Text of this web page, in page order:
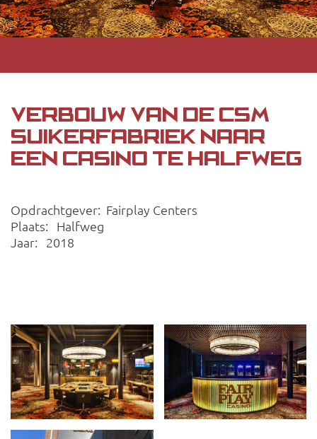
VERBOUW VAN DE CSM
SUIKERFABRIEK NAAR
EEN CASINO TE HALFWEG
Opdrachtgever: Fairplay Centers
Plaats: Halfweg
Jaar: 2018